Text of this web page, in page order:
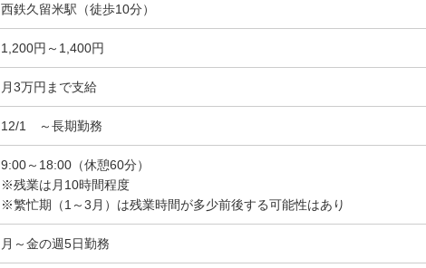
西鉄久留米駅（徒歩10分）
1,200円～1,400円
月3万円まで支給
12/1 ～長期勤務
9:00～18:00（休憩60分）
※残業は月10時間程度
※繁忙期（1～3月）は残業時間が多少前後する可能性はあり
月～金の週5日勤務